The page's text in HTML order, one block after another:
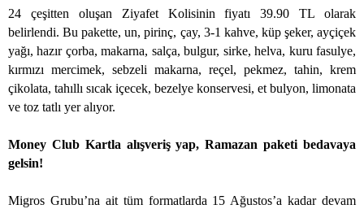
24 çeşitten oluşan Ziyafet Kolisinin fiyatı 39.90 TL olarak
belirlendi. Bu pakette, un, pirinç, çay, 3-1 kahve, küp şeker, ayçiçek
yağı, hazır çorba, makarna, salça, bulgur, sirke, helva, kuru fasulye,
kırmızı mercimek, sebzeli makarna, reçel, pekmez, tahin, krem
çikolata, tahıllı sıcak içecek, bezelye konservesi, et bulyon, limonata
ve toz tatlı yer alıyor.
Money Club Kartla alışveriş yap, Ramazan paketi bedavaya
gelsin!
Migros Grubu’na ait tüm formatlarda 15 Ağustos’a kadar devam